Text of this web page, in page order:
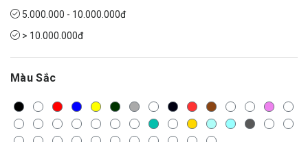
5.000.000 - 10.000.000đ
> 10.000.000đ
Màu Sắc